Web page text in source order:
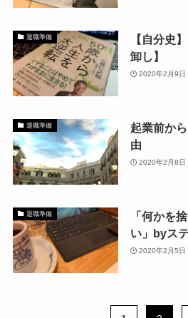
退職準備
【自分史
卸し】
2020年2月9日
退職準備
起業前か
由
2020年2月8日
退職準備
「何かを
い」byス
2020年2月5日